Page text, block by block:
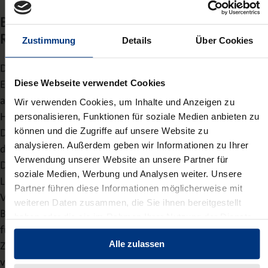
Zustimmung Details Über Cookies
Diese Webseite verwendet Cookies
Wir verwenden Cookies, um Inhalte und Anzeigen zu
personalisieren, Funktionen für soziale Medien anbieten zu
können und die Zugriffe auf unsere Website zu
analysieren. Außerdem geben wir Informationen zu Ihrer
Verwendung unserer Website an unsere Partner für
soziale Medien, Werbung und Analysen weiter. Unsere
Partner führen diese Informationen möglicherweise mit
weiteren Daten zusammen, die Sie ihnen bereitgestellt
haben oder die sie im Rahmen Ihrer Nutzung der Dienste
gesammelt haben.
Alle zulassen
Batteriedurchführungsgesetz –
Regierungsentwurf liegt vor
Die Bundesregierung hat am 6. November 2024 den
Entwurf des Gesetzes zur Anpassung des Batterierechts
an die Batterieverordnung 2023/1542/EU beschlossen.
Hauptbestandteil des Entwurfs ist das Batterierecht-
Durchführungsgesetz (BattDG), durch welches das
deutsche Batteriegesetz zukünftig ersetzt werden wird.
Der Entwurf sieht unter anderem eine Erweiterung der
Legaldefinition des Herstellers sowie erstmals eine
Verpflichtung aller Batteriehersteller unabhängig von der
Batteriekategorie zur Beteiligung an einer Organisation
für Herstellerverantwortung vor. In diesem
Zusammenhang sollen die Hersteller außerdem
verpflichtet werden, gegenüber der Stiftung EAR im